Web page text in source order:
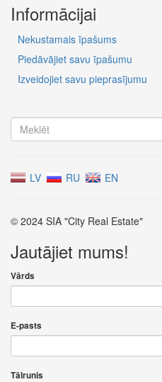
Informācijai
Nekustamais īpašums
Piedāvājiet savu īpašumu
Izveidojiet savu pieprasījumu
LV RU EN
© 2024 SIA "City Real Estate"
Jautājiet mums!
Vārds
E-pasts
Tālrunis